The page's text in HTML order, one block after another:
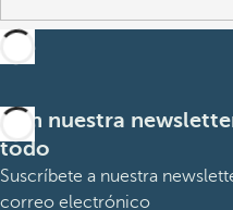
Con nuestra
todo
Suscríbete a nuestra
correo electrónico